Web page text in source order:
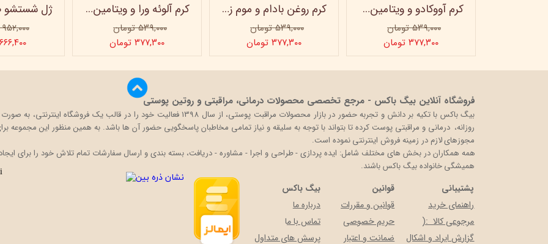
۹۵۲,۰۰۰ تومان
۶۶۶,۴۰۰
کرم آلوئه ورا و ویتامین e ویتابلا
۵۳۹,۰۰۰ تومان
۳۷۷,۳۰۰ تومان
کرم روغن بادام و موم زنبور عسل ویتابلا - 60 میلی لیتر
۵۳۹,۰۰۰ تومان
۳۷۷,۳۰۰ تومان
کرم آووکادو و ویتامینE ویتابلا - تیوپی 60 میلی‌لیتر
۵۳۹,۰۰۰ تومان
۳۷۷,۳۰۰ تومان
پشتیبانی
راهنمای خرید
مرجوعی کالا :(
گزارش ایراد و اشکال
قوانین
قوانین و مقررات
حریم خصوصی
ضمانت و اعتبار
بیگ باکس
درباره ما
تماس با ما
پرسش های متداول
فروشگاه آنلاین بیگ باکس - مرجع تخصصی محصولات درمانی، مراقبتی و روتین پوستی
بیگ باکس با تکیه بر دانش و تجربه حضور در بازار محصولات مراقبت پوستی، از سال 1398
روزانه، درمانی و مراقبتی پوست کرده تا بتواند با توجه به سلیقه و نیاز تمامی مخاطبان پاسخگویی حضور آن ها باشد. به همین منظور این مجموعه
مجوزهای لازم در زمینه فروش اینترنتی نموده است.
همه همکاران در بخش های مختلف شامل: ایده پردازی - طراحی و اجرا - مشاوره - دریافت، بسته بندی و ارسال سفارشات تمام تلاش خود را برای
همیشگی خانواده بیگ باکس باشند.